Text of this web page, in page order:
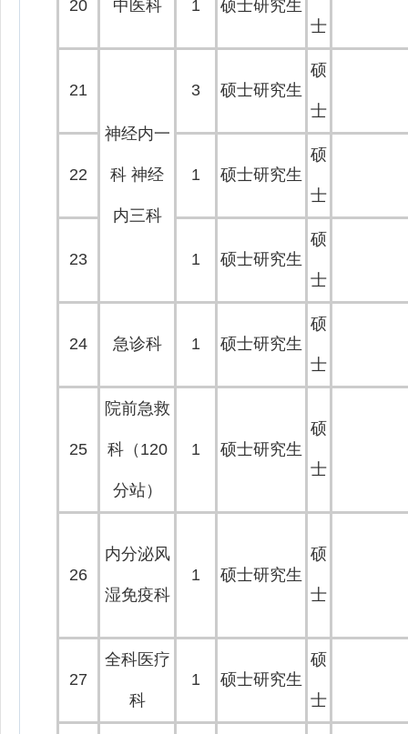
20 中医科 1
硕士研究生
士
21
神经内一
科 神经
内三科
3 硕士研究生
硕
士
22 1 硕士研究生
硕
士
23 1 硕士研究生
硕
士
24 急诊科 1 硕士研究生
硕
士
25
院前急救
科（120
分站）
1 硕士研究生
硕
士
26
内分泌风
湿免疫科
1 硕士研究生
硕
士
27
全科医疗
科
1 硕士研究生
硕
士